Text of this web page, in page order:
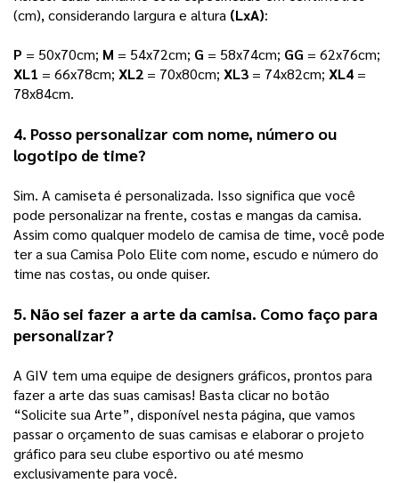
(cm), considerando largura e altura (LxA):
P = 50x70cm; M = 54x72cm; G = 58x74cm; GG
XL1 = 66x78cm; XL2 = 70x80cm; XL3 = 74x82cm; XL4 =
78x84cm.
4. Posso personalizar com nome, número ou
logotipo de time?
Sim. A camiseta é personalizada. Isso significa que você
pode personalizar na frente, costas e mangas da camisa.
Assim como qualquer modelo de camisa de time, você pode
ter a sua Camisa Polo Elite com nome, escudo e número do
time nas costas, ou onde quiser.
5. Não sei fazer a arte da camisa. Como faço para
personalizar?
A GIV tem uma equipe de designers gráficos, prontos para
fazer a arte das suas camisas! Basta clicar no botão
“Solicite sua Arte”, disponível nesta página, que vamos
passar o orçamento de suas camisas e elaborar o projeto
gráfico para seu clube esportivo ou até mesmo
exclusivamente para você.